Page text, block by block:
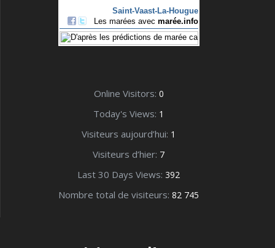
Online Visitors: 0
Today's Views: 1
Visiteurs aujourd’hui: 1
Visiteurs d’hier: 7
Last 30 Days Views: 392
Nombre total de visiteurs: 82 745